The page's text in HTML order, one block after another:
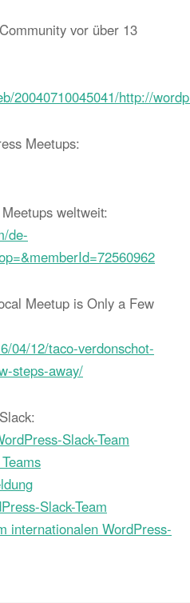
vor über 13
20040710045041/http://
Meetups:
weltweit:
de-
Meetup is Only a Few
04/12/taco-verdonschot-
steps-away/
Slack-Team
Slack-Team
internationalen WordPress-